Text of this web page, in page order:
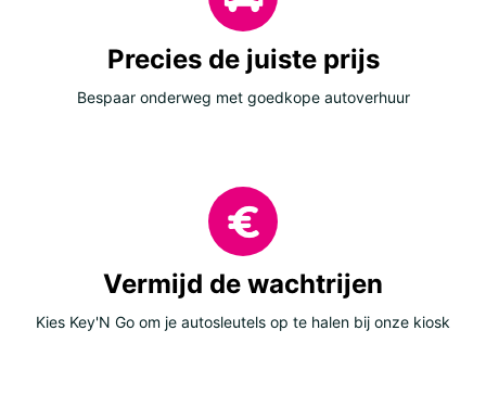
Precies de juiste prijs
Bespaar onderweg met goedkope autoverhuur
Vermijd de wachtrijen
Kies Key'N Go om je autosleutels op te halen bij onze kiosk